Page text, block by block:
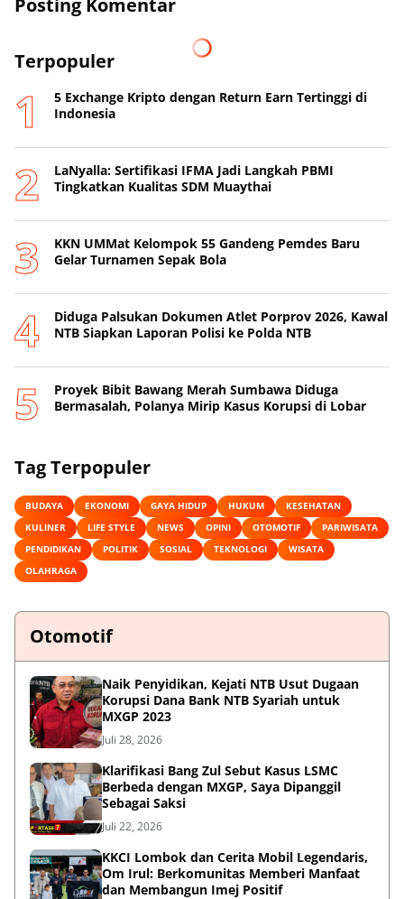
Posting Komentar
Terpopuler
5 Exchange Kripto dengan Return Earn Tertinggi di
Indonesia
LaNyalla: Sertifikasi IFMA Jadi Langkah PBMI
Tingkatkan Kualitas SDM Muaythai
KKN UMMat Kelompok 55 Gandeng Pemdes Baru
Gelar Turnamen Sepak Bola
Diduga Palsukan Dokumen Atlet Porprov 2026, Kawal
NTB Siapkan Laporan Polisi ke Polda NTB
Proyek Bibit Bawang Merah Sumbawa Diduga
Bermasalah, Polanya Mirip Kasus Korupsi di Lobar
Tag Terpopuler
BUDAYA EKONOMI GAYA HIDUP HUKUM
KESEHATAN
KULINER
LIFE STYLE NEWS OPINI OTOMOTIF
PARIWISATA
PENDIDIKAN
POLITIK SOSIAL TEKNOLOGI
WISATA
OLAHRAGA
Otomotif
Naik Penyidikan, Kejati NTB Usut Dugaan
Korupsi Dana Bank NTB Syariah untuk
MXGP 2023
Juli 28, 2026
Klarifikasi Bang Zul Sebut Kasus LSMC
Berbeda dengan MXGP, Saya Dipanggil
Sebagai Saksi
Juli 22, 2026
KKCI Lombok dan Cerita Mobil Legendaris,
Om Irul: Berkomunitas Memberi Manfaat
dan Membangun Imej Positif